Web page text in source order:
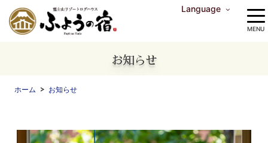
Language
MENU
お知らせ
ホーム お知らせ